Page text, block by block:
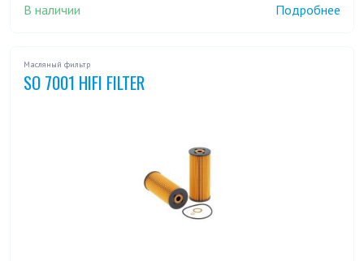
В наличии Подробнее
Масляный фильтр
SO 7001 HIFI FILTER